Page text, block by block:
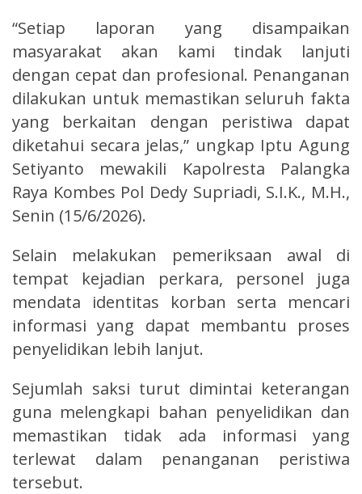
“Setiap laporan yang disampaikan
masyarakat akan kami tindak lanjuti
dengan cepat dan profesional. Penanganan
dilakukan untuk memastikan seluruh fakta
yang berkaitan dengan peristiwa dapat
diketahui secara jelas,” ungkap Iptu Agung
Setiyanto mewakili Kapolresta Palangka
Raya Kombes Pol Dedy Supriadi, S.I.K., M.H.,
Senin (15/6/2026).
Selain melakukan pemeriksaan awal di
tempat kejadian perkara, personel juga
mendata identitas korban serta mencari
informasi yang dapat membantu proses
penyelidikan lebih lanjut.
Sejumlah saksi turut dimintai keterangan
guna melengkapi bahan penyelidikan dan
memastikan tidak ada informasi yang
terlewat dalam penanganan peristiwa
tersebut.